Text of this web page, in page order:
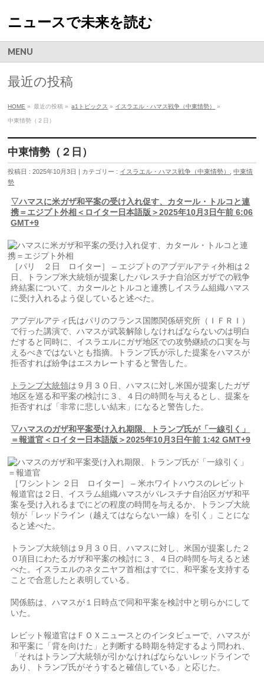
ニュースで未来を読む
MENU
最近の投稿
HOME » 最近の投稿 » a1トピックス » イスラエル・ハマス戦争（中東情勢） »
中東情勢（２日）
中東情勢（２日）
投稿日 : 2025年10月3日 | カテゴリー : イスラエル・ハマス戦争（中東情勢） ,中東情
勢
▽ハマスに米ガザ和平案の受け入れ促す、カタール・トルコと連
携＝エジプト外相＜ロイター日本語版＞2025年10月3日午前 6:06
GMT+9
［パリ ２日 ロイター］ – エジプトのアブデルアティ外相は２
日、トランプ米大統領が提案したパレスチナ自治区ガザでの戦争
終結案について、カタールとトルコと連携しイスラム組織ハマス
に受け入れるよう促していると述べた。
アブデルアティ氏はパリのフランス国際関係研究所（ＩＦＲＩ）
で行った講演で、ハマスが武装解除しなければならないのは明白
だすると同時に、イスラエルにガザ地区での攻勢継続の口実を与
えるべきではないとも指摘。トランプ氏が示した提案をハマスが
拒否すれば紛争はエスカレートすると警告した。
トランプ大統領は９月３０日、ハマスに対し米国が提案したガザ
地区を巡る和平案の検討に３、４日の時間を与えるとし、提案を
拒否すれば「非常に悲しい結末」になると警告した。
▽ハマスのガザ和平案受け入れ期限、トランプ氏が「一線引く」
＝報道官＜ロイター日本語版＞2025年10月3日午前 1:42 GMT+9
［ワシントン ２日 ロイター］ – 米ホワイトハウスのレビット
報道官は２日、イスラム組織ハマスがパレスチナ自治区ガザ和平
案を受け入れるまでにどの程度の時間を与えるか、トランプ大統
領が「レッドライン（越えてはならない一線）を引く」ことにな
ると述べた。
トランプ大統領は９月３０日、ハマスに対し、米国が提案した２
０項目にわたるガザ和平案の検討に３、４日の時間を与えると述
べた。イスラエルのネタニヤフ首相はすでに、和平案を支持する
ことで合意したと表明している。
関係筋は、ハマスが１日時点で同和平案を検討中と明らかにして
いた。
レビット報道官はＦＯＸニュースとのインタビューで、ハマスが
和平案に「背を向けた」と判断する時期を特定するよう問われ、
「それはトランプ大統領が引かなければならないレッドラインで
あり、トランプ氏がそうすると確信している」と応じた。